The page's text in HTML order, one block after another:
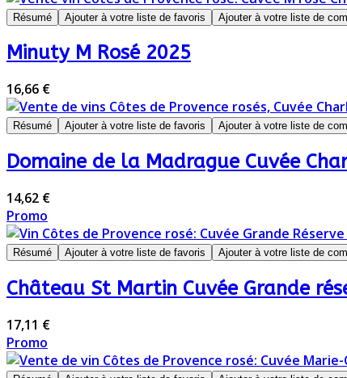
Résumé Ajouter à votre liste de favoris Ajouter à votre liste de
Minuty M Rosé 2025
16,66 €
Résumé Ajouter à votre liste de favoris Ajouter à votre liste de
Domaine de la Madrague Cuvée
14,62 €
Promo
Résumé Ajouter à votre liste de favoris Ajouter à votre liste de
Château St Martin Cuvée Grande
17,11 €
Promo